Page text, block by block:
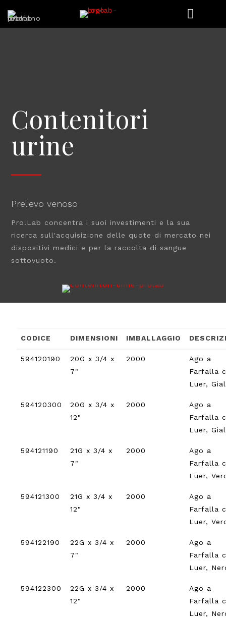
Contenitori
urine
Prelievo venoso
Pro.Lab concentra i suoi investimenti e la sua
ricerca sull'acquisizione delle quote di mercato nei
dispositivi medici e per la raccolta di sangue
sottovuoto.
CODICE DIMENSIONI IMBALLAGGIO
594120190
20G x 3/4 x
7"
2000
Ago a
Farfalla
Luer,
594120300
20G x 3/4 x
12"
2000
Ago a
Farfalla
Luer,
594121190
21G x 3/4 x
7"
2000
Ago a
Farfalla
Luer,
594121300
21G x 3/4 x
12"
2000
Ago a
Farfalla
Luer,
594122190
22G x 3/4 x
7"
2000
Ago a
Farfalla
Luer,
594122300
22G x 3/4 x
12"
2000
Ago a
Farfalla
Luer,